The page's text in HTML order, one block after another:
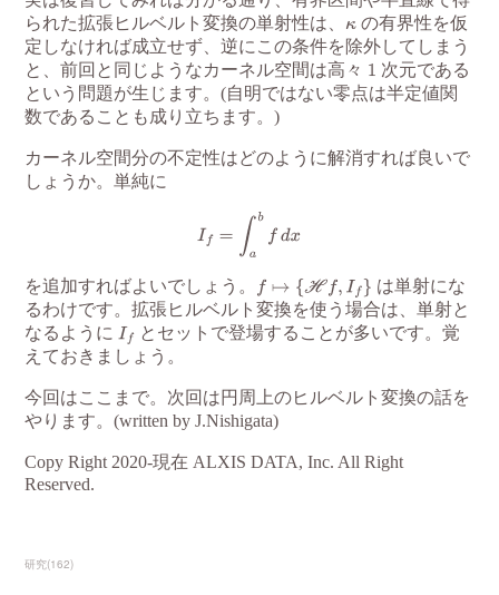
研究(162)